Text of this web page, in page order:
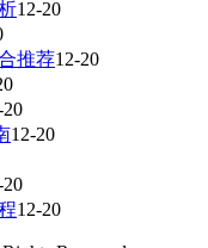
12-20
推荐12-20
20
12-20
20
12-20